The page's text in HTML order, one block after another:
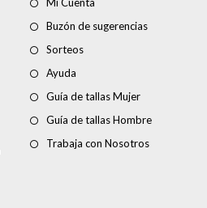
Mi Cuenta
Buzón de sugerencias
Sorteos
Ayuda
Guía de tallas Mujer
Guía de tallas Hombre
Trabaja con Nosotros